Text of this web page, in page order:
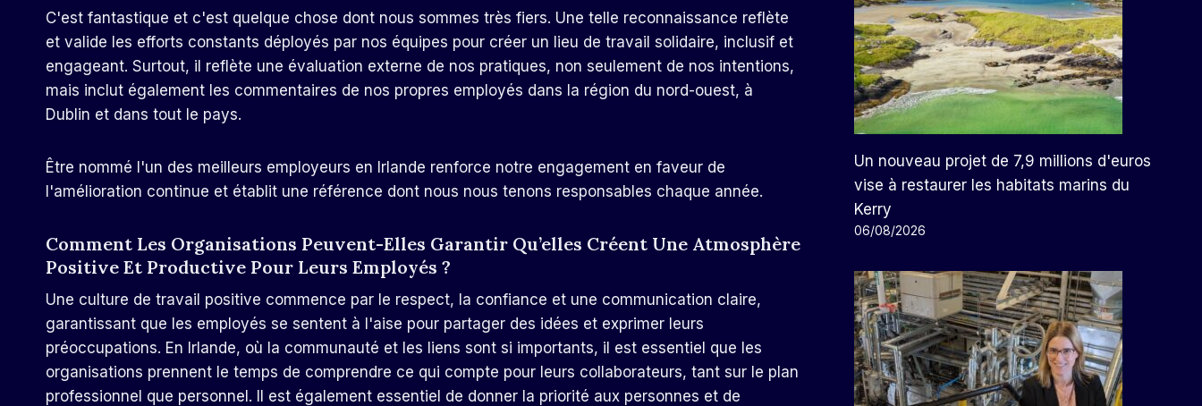
C'est fantastique et c'est quelque chose dont nous sommes très fiers. Une telle reconnaissance reflète
et valide les efforts constants déployés par nos équipes pour créer un lieu de travail solidaire, inclusif et
engageant. Surtout, il reflète une évaluation externe de nos pratiques, non seulement de nos intentions,
mais inclut également les commentaires de nos propres employés dans la région du nord-ouest, à
Dublin et dans tout le pays.
Être nommé l'un des meilleurs employeurs en Irlande renforce notre engagement en faveur de
l'amélioration continue et établit une référence dont nous nous tenons responsables chaque année.
Comment Les Organisations Peuvent-Elles Garantir Qu’elles Créent Une Atmosphère
Positive Et Productive Pour Leurs Employés ?
Une culture de travail positive commence par le respect, la confiance et une communication claire,
garantissant que les employés se sentent à l'aise pour partager des idées et exprimer leurs
préoccupations. En Irlande, où la communauté et les liens sont si importants, il est essentiel que les
organisations prennent le temps de comprendre ce qui compte pour leurs collaborateurs, tant sur le plan
professionnel que personnel. Il est également essentiel de donner la priorité aux personnes et de
Un nouveau projet de 7,9 millions d'euros
vise à restaurer les habitats marins du
Kerry
06/08/2026